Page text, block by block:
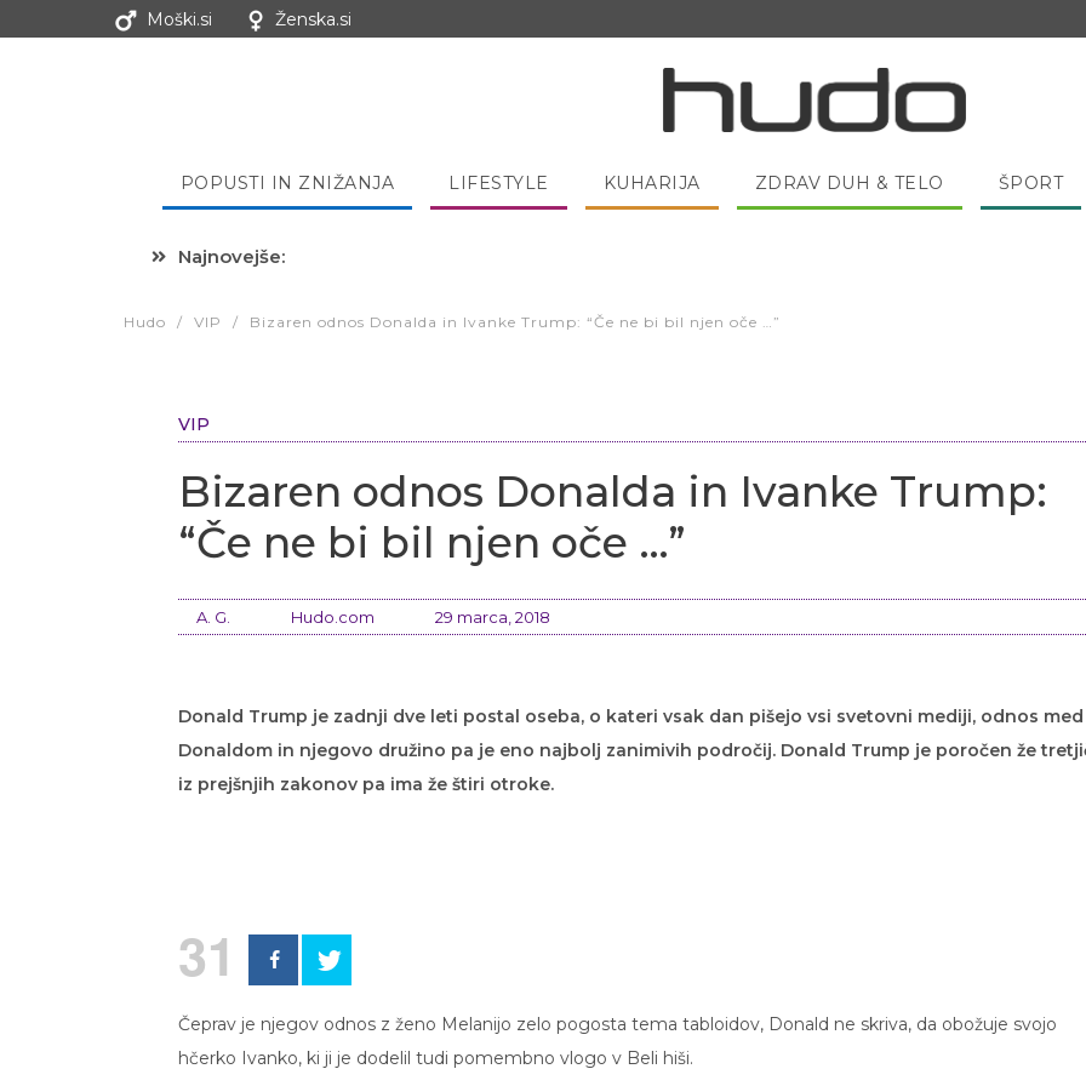
Moški.si Ženska.si
POPUSTI IN ZNIŽANJA LIFESTYLE KUHARIJA ZDRAV DUH & TELO ŠPORT
Najnovejše:
Hudo / VIP / Bizaren odnos Donalda in Ivanke Trump: “Če ne bi bil njen oče …”
VIP
Bizaren odnos Donalda in Ivanke Trump:
“Če ne bi bil njen oče …”
A. G. Hudo.com 29 marca, 2018
Donald Trump je zadnji dve leti postal oseba, o kateri vsak dan pišejo vsi svetovni mediji, odnos med
Donaldom in njegovo družino pa je eno najbolj zanimivih področij. Donald Trump je poročen že
iz prejšnjih zakonov pa ima že štiri otroke.
31
Čeprav je njegov odnos z ženo Melanijo zelo pogosta tema tabloidov, Donald ne skriva, da obožuje svojo
hčerko Ivanko, ki ji je dodelil tudi pomembno vlogo v Beli hiši.